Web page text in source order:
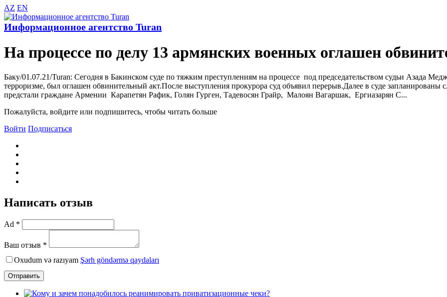
AZ EN
Информационное агентство Turan
На процессе по делу 13 армянских военных оглашен
Баку/01.07.21/Turan: Сегодня в Бакинском суде по тяжким преступлениям на процессе под председательством судьи Азада
терроризме, был оглашен обвинительный акт.После выступления прокурора суд объявил перерыв.Далее в суде
предстали граждане Армении Карапетян Рафик, Голян Гурген, Тадевосян Грайр, Малоян Вагаршак, Ергиазарян С...
Пожалуйста, войдите или подпишитесь, чтобы читать больше
Войти Подписаться
Написать отзыв
Ad *
Ваш отзыв *
Oxudum və razıyam Şərh göndərmə qaydaları
Отправить